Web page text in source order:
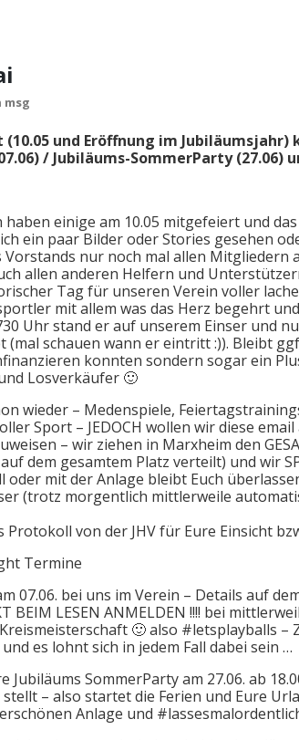
msg
und Eröffnung im Jubiläumsjahr)
/ Jubiläums-SommerParty (27.06)
haben einige am 10.05 mitgefeiert und
ein paar Bilder oder Stories gesehen
nur noch mal allen Mitgliedern
allen anderen Helfern und
Tag für unseren Verein voller
mit allem was das Herz begehrt
Uhr stand er auf unserem Einser und
(mal schauen wann er eintritt :)). Bleibt
konnten sondern sogar ein
Losverkäufer 🙂
wieder – Medenspiele,
Sport – JEDOCH wollen wir diese
– wir ziehen in Marxheim den
dem gesamtem Platz verteilt) und wir
oder mit der Anlage bleibt Euch
(trotz morgentlich mittlerweile
Protokoll von der JHV für Eure Einsicht
Termine
07.06. bei uns im Verein – Details auf
BEIM LESEN ANMELDEN !!!! bei
🙂 also #letsplayballs –
es lohnt sich in jedem Fall dabei sein …
Jubiläums SommerParty am 27.06. ab
– also startet die Ferien und Eure
Anlage und